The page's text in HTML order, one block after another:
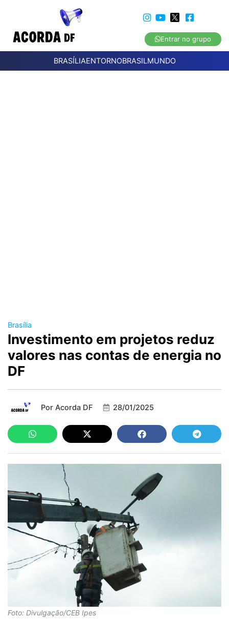
Entrar no grupo
BRASÍLIAENTORNOBRASILMUNDO
Brasília
Investimento em projetos reduz
valores nas contas de energia no
DF
Por Acorda DF 28/01/2025
Foto: Divulgação/CEB Ipes